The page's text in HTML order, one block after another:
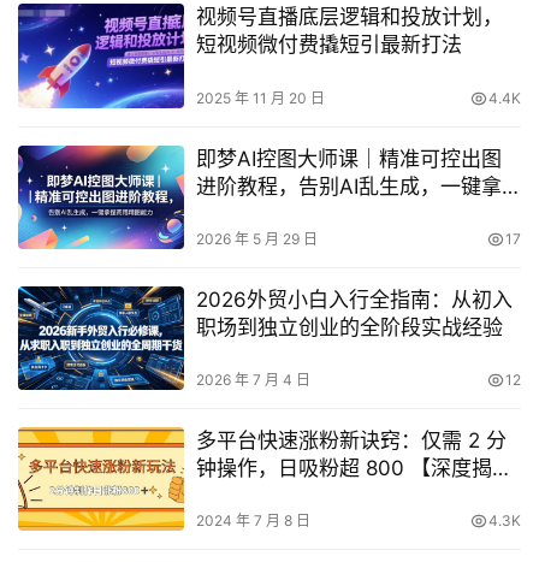
视频号直播底层逻辑和投放计划，
短视频微付费撬短引最新打法
2025 年 11 月 20 日 4.4K
即梦AI控图大师课｜精准可控出图
进阶教程，告别AI乱生成，一键拿
2026 年 5 月 29 日 17
2026外贸小白入行全指南：从初入
职场到独立创业的全阶段实战经验
2026 年 7 月 4 日 12
多平台快速涨粉新诀窍：仅需 2 分
钟操作，日吸粉超 800 【深度揭
2024 年 7 月 8 日 4.3K